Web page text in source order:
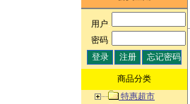
用户:
密码:
商品分类
特惠超市